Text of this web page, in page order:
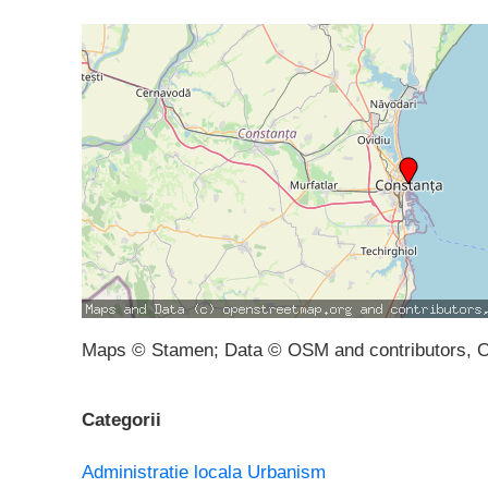
Maps © Stamen; Data © OSM and contributors,
Categorii
Administratie locala Urbanism